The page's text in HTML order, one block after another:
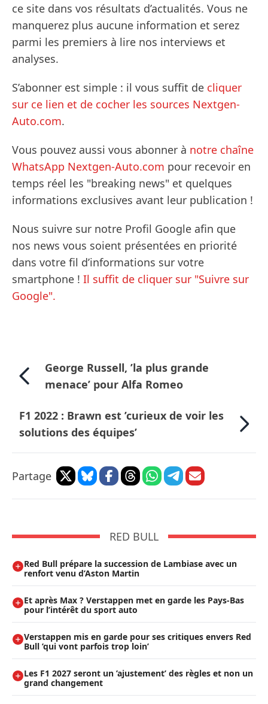
ce site dans vos résultats d’actualités. Vous ne
manquerez plus aucune information et serez
parmi les premiers à lire nos interviews et
analyses.
S’abonner est simple : il vous suffit de cliquer
sur ce lien et de cocher les sources Nextgen-
Auto.com.
Vous pouvez aussi vous abonner à notre chaîne
WhatsApp Nextgen-Auto.com pour recevoir en
temps réel les "breaking news" et quelques
informations exclusives avant leur publication !
Nous suivre sur notre Profil Google afin que
nos news vous soient présentées en priorité
dans votre fil d’informations sur votre
smartphone ! Il suffit de cliquer sur "Suivre sur
Google".
George Russell, ’la plus grande
menace’ pour Alfa Romeo
F1 2022 : Brawn est ’curieux de voir les
solutions des équipes’
Partage
RED BULL
Red Bull prépare la succession de Lambiase avec un
renfort venu d’Aston Martin
Et après Max ? Verstappen met en garde les Pays-Bas
pour l’intérêt du sport auto
Verstappen mis en garde pour ses critiques envers Red
Bull ’qui vont parfois trop loin’
Les F1 2027 seront un ’ajustement’ des règles et non un
grand changement